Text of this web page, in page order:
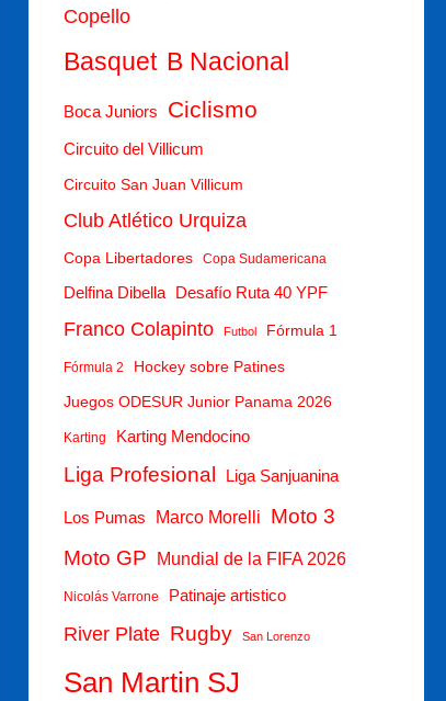
Copello
Basquet B Nacional
Boca Juniors Ciclismo
Circuito del Villicum
Circuito San Juan Villicum
Club Atlético Urquiza
Copa Libertadores Copa Sudamericana
Delfina Dibella Desafío Ruta 40 YPF
Franco Colapinto Futbol Fórmula 1
Fórmula 2
Hockey sobre Patines
Juegos ODESUR Junior Panama 2026
Karting Karting Mendocino
Liga Profesional Liga Sanjuanina
Los Pumas Marco Morelli
Moto 3
Moto GP
Mundial de la FIFA 2026
Nicolás Varrone Patinaje artistico
River Plate Rugby San Lorenzo
San Martin SJ